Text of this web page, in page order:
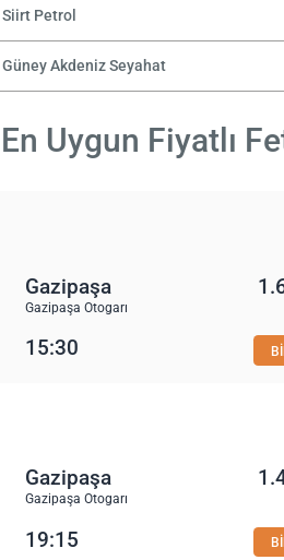
Siirt Petrol
Güney Akdeniz Seyahat
En Uygun Fiyatlı
Gazipaşa
Gazipaşa Otogarı
15:30
Gazipaşa
Gazipaşa Otogarı
19:15